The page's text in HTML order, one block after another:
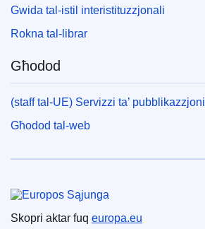
Gwida tal-istil interistituzzjonali
Rokna tal-librar
Għodod
(staff tal-UE) Servizzi ta’ pubblikazzjoni
Għodod tal-web
Skopri aktar fuq europa.eu